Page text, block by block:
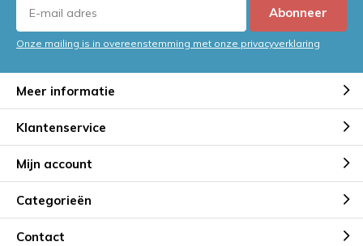
Abonneer
Onze mailing is in overeenstemming met onze privacyverklaring
Meer informatie
Klantenservice
Mijn account
Categorieën
Contact